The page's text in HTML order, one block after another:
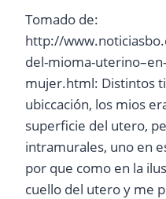
Tomado de:
http://
del-mioma-
mujer.html: Distintos
ubiccación, los mios
superficie del utero,
intramurales, uno en
por que como en la
cuello del utero y me